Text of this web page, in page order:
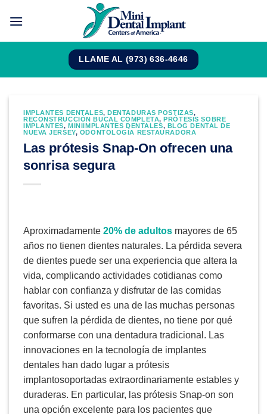
LLAME AL (973) 636-4646
IMPLANTES DENTALES,DENTADURAS POSTIZAS,
RECONSTRUCCIÓN BUCAL COMPLETA,PRÓTESIS SOBRE
IMPLANTES,MINIIMPLANTES DENTALES, BLOG DENTAL DE
NUEVA JERSEY, ODONTOLOGÍA RESTAURADORA
Las prótesis Snap-On ofrecen una
sonrisa segura
Aproximadamente 20% de adultos mayores de 65
años no tienen dientes naturales. La pérdida severa
de dientes puede ser una experiencia que altera la
vida, complicando actividades cotidianas como
hablar con confianza y disfrutar de las comidas
favoritas. Si usted es una de las muchas personas
que sufren la pérdida de dientes, no tiene por qué
conformarse con una dentadura tradicional. Las
innovaciones en la tecnología de implantes
dentales han dado lugar a prótesis
implantosoportadas extraordinariamente estables y
duraderas. En particular, las prótesis Snap-on son
una opción excelente para los pacientes que